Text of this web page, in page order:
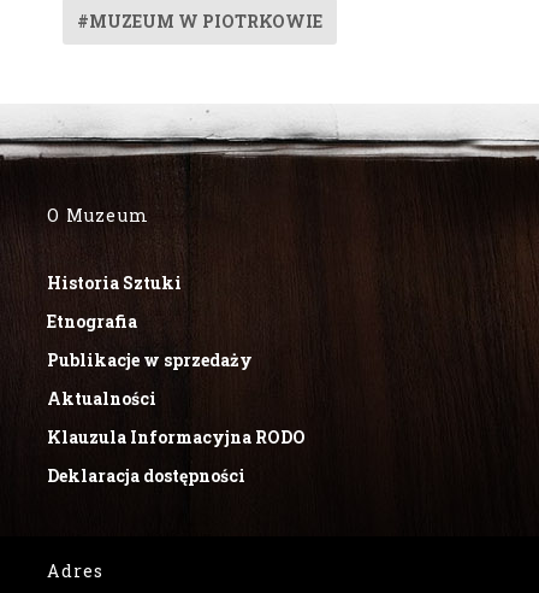
#MUZEUM W PIOTRKOWIE
O Muzeum
Historia Sztuki
Etnografia
Publikacje w sprzedaży
Aktualności
Klauzula Informacyjna RODO
Deklaracja dostępności
Adres